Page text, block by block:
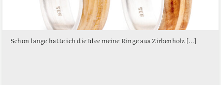
Schon lange hatte ich die Idee meine Ringe aus Zirbenholz […]